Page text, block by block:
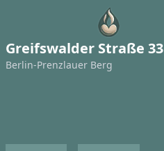
Greifswalder Straße 33
Berlin-Prenzlauer Berg